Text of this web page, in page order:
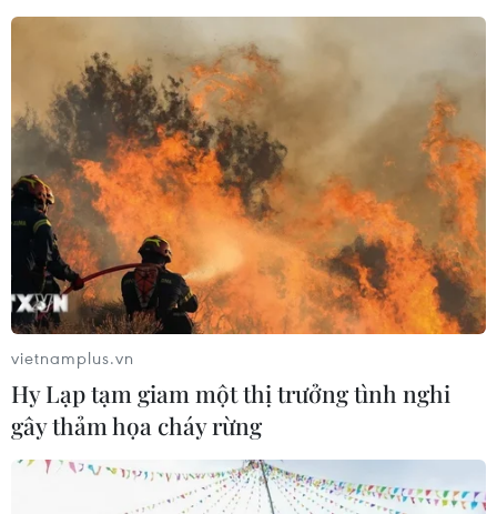
vietnamplus.vn
Hy Lạp tạm giam một thị trưởng tình nghi
gây thảm họa cháy rừng